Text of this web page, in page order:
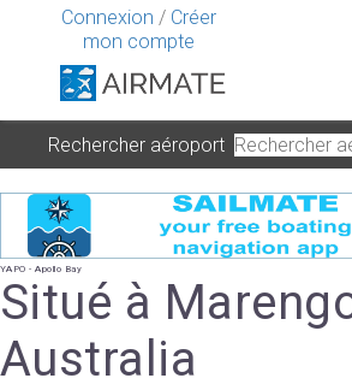
Connexion / Créer
mon compte
Rechercher aéroport
YAPO - Apollo Bay
Situé à
Australia